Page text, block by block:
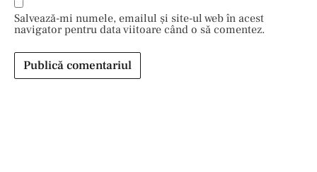
Salvează-mi numele, emailul și site-ul web în acest
navigator pentru data viitoare când o să comentez.